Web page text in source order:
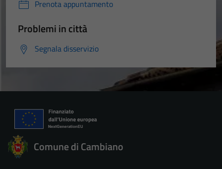
Prenota appuntamento
Problemi in città
Segnala disservizio
Comune di Cambiano